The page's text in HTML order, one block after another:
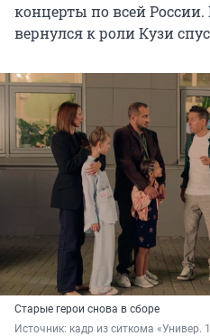
концерты по всей России.
вернулся к роли Кузи
Старые герои снова в сборе
Источник: кадр из ситкома «Универ.